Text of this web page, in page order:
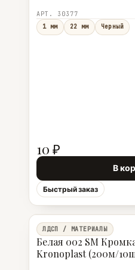
АРТ. 30377
1 мм
22 мм Черный
10 ₽
В
Быстрый заказ
ЛДСП / МАТЕРИАЛЫ
Белая 002 SM
Kronoplast (200м/